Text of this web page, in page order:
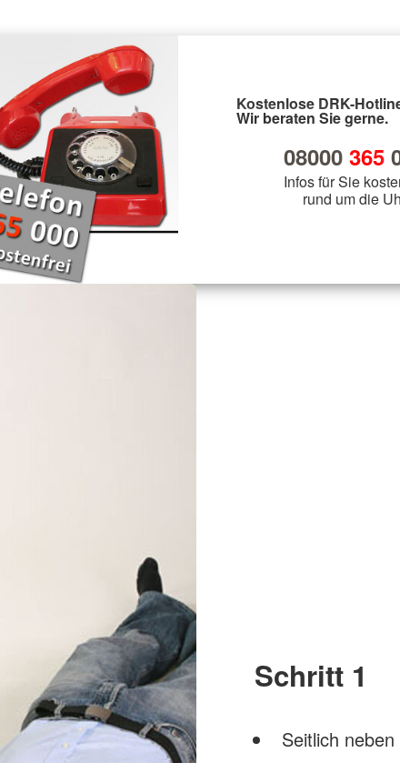
Kostenlose DRK-
Wir beraten Sie gerne.
08000 365
Infos für Sie
rund um die
Schritt 1
Seitlich